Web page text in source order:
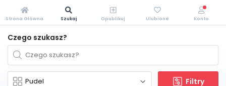
Czego szukasz?
Filtry
Strona Główna Szukaj Opublikuj Ulubione Konto